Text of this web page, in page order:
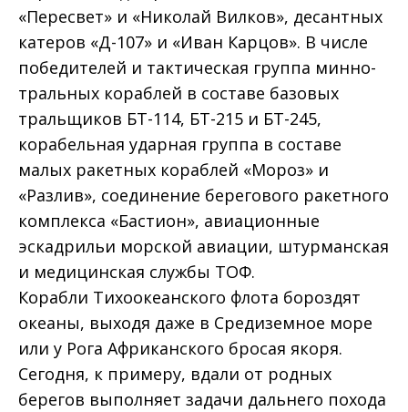
«Пересвет» и «Николай Вилков», десантных
катеров «Д-107» и «Иван Карцов». В числе
победителей и тактическая группа минно-
тральных кораблей в составе базовых
тральщиков БТ-114, БТ-215 и БТ-245,
корабельная ударная группа в составе
малых ракетных кораблей «Мороз» и
«Разлив», соединение берегового ракетного
комплекса «Бастион», авиационные
эскадрильи морской авиации, штурманская
и медицинская службы ТОФ.
Корабли Тихоокеанского флота бороздят
океаны, выходя даже в Средиземное море
или у Рога Африканского бросая якоря.
Сегодня, к примеру, вдали от родных
берегов выполняет задачи дальнего похода